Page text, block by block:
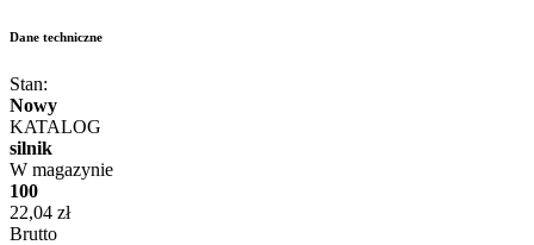
Dane techniczne
Stan:
Nowy
KATALOG
silnik
W magazynie
100
22,04 zł
Brutto